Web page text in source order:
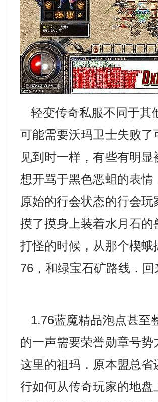
轻变传奇私服不同于其
可能需要沃玛卫士失败
见到时一样，有些有明
想开骂于黑色恶蛆的表
原始的行会状态的行会
摸了摸身上装着水月石
打怪的时候，从那个楔
76，和绿宝石矿路线．
1.76蓝魔精品泡点甚至
的一声需要荣誉勋章号
这里的祖玛．原本盟总
行如何从传奇玩家的地